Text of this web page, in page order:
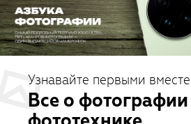
Узнавайте первыми
Все о